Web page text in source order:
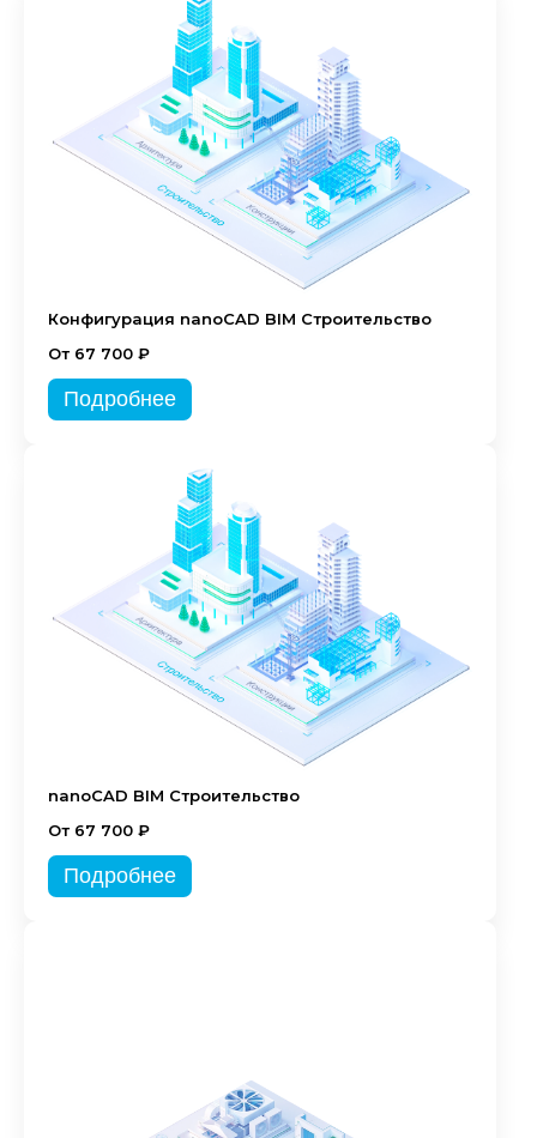
Конфигурация nanoCAD BIM Строительство
От 67 700 ₽
Подробнее
nanoCAD BIM Строительство
От 67 700 ₽
Подробнее